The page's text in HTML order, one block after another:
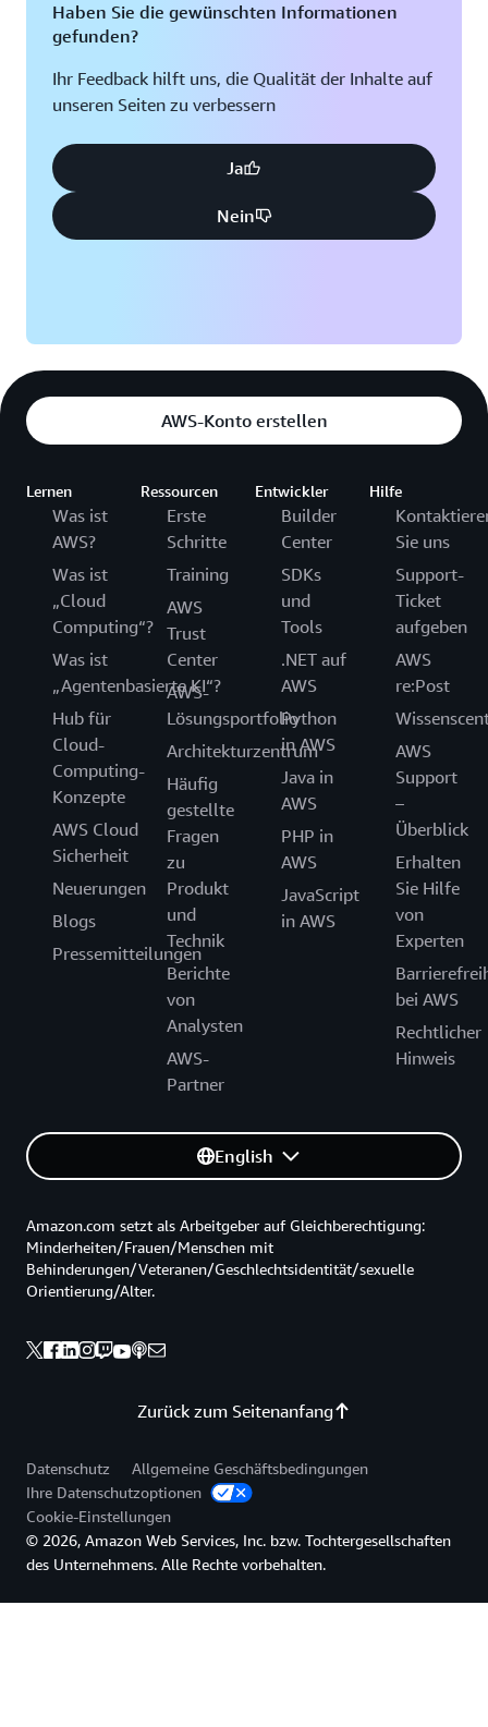
Haben Sie die gewünschten Informationen
gefunden?
Ihr Feedback hilft uns, die Qualität der Inhalte auf
unseren Seiten zu verbessern
Ja
Nein
AWS-Konto erstellen
Lernen
Was ist
AWS?
Was ist
„Cloud
Computing“?
Was ist
„Agentenbasierte KI“?
Hub für
Cloud-
Computing-
Konzepte
AWS Cloud
Sicherheit
Neuerungen
Blogs
Pressemitteilungen
Ressourcen
Erste
Schritte
Training
AWS
Trust
Center
AWS-
Lösungsportfolio
Architekturzentrum
Häufig
gestellte
Fragen
zu
Produkt
und
Technik
Berichte
von
Analysten
AWS-
Partner
Entwickler
Builder
Center
SDKs
und
Tools
.NET auf
AWS
Python
in AWS
Java in
AWS
PHP in
AWS
JavaScript
in AWS
Hilfe
Sie uns
Support-
Ticket
aufgeben
AWS
re:Post
AWS
Support
–
Überblick
Erhalten
Sie Hilfe
von
Experten
bei AWS
Rechtlicher
Hinweis
English
Zurück zum Seitenanfang
Amazon.com setzt als Arbeitgeber auf Gleichberechtigung:
Minderheiten/Frauen/Menschen mit
Behinderungen/Veteranen/Geschlechtsidentität/sexuelle
Orientierung/Alter.
Datenschutz
Allgemeine Geschäftsbedingungen
Ihre Datenschutzoptionen
Cookie-Einstellungen
© 2026, Amazon Web Services, Inc. bzw. Tochtergesellschaften
des Unternehmens. Alle Rechte vorbehalten.